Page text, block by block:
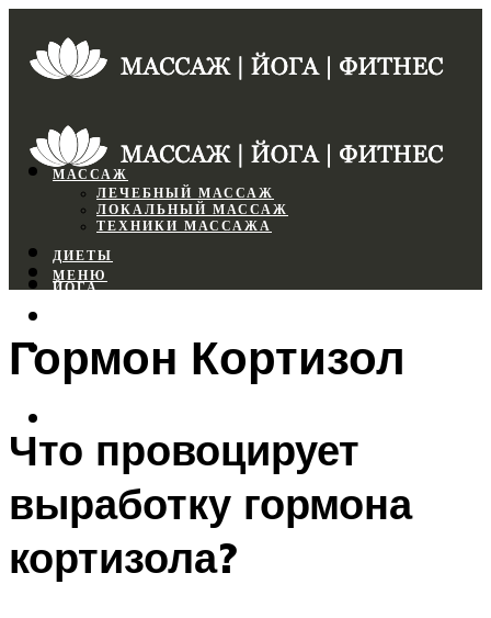
МАССАЖ
ЛЕЧЕБНЫЙ МАССАЖ
ЛОКАЛЬНЫЙ МАССАЖ
ТЕХНИКИ МАССАЖА
ДИЕТЫ
ЙОГА
ФИТНЕС
МЕНЮ
Гормон Кортизол
Что провоцирует
выработку гормона
кортизола?